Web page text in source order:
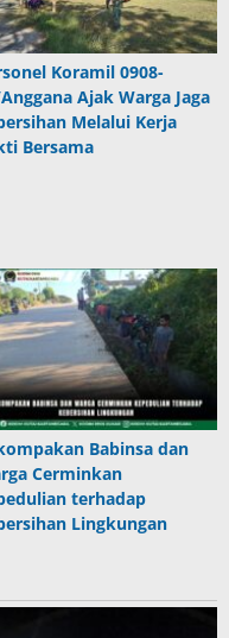
Koramil 0908-
Ajak Warga Jaga
Melalui Kerja
Bersama
Babinsa dan
Cerminkan
terhadap
Lingkungan